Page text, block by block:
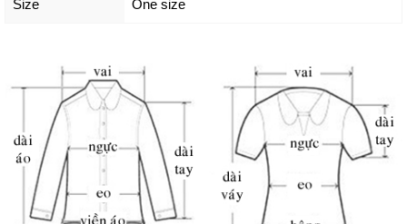
Size One size